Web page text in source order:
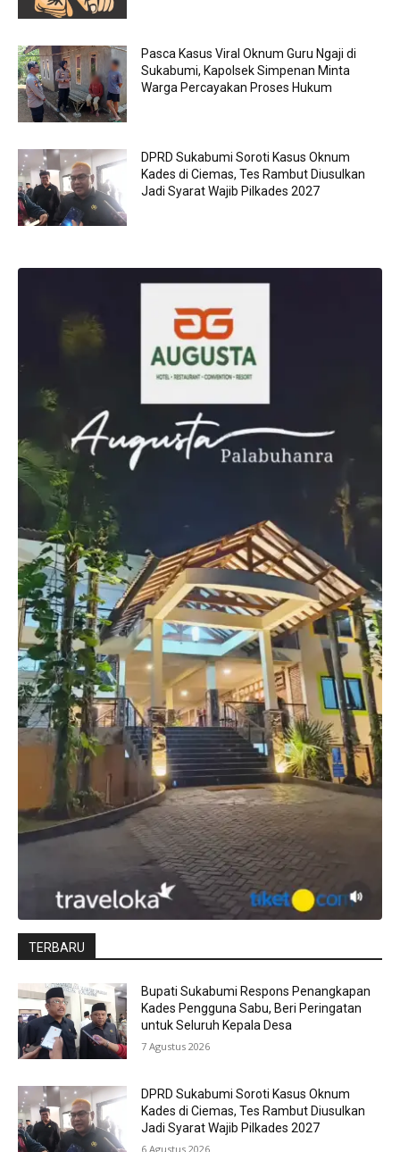
Pasca Kasus Viral Oknum Guru Ngaji di
Sukabumi, Kapolsek Simpenan Minta
Warga Percayakan Proses Hukum
DPRD Sukabumi Soroti Kasus Oknum
Kades di Ciemas, Tes Rambut Diusulkan
Jadi Syarat Wajib Pilkades 2027
TERBARU
Bupati Sukabumi Respons Penangkapan
Kades Pengguna Sabu, Beri Peringatan
untuk Seluruh Kepala Desa
7 Agustus 2026
DPRD Sukabumi Soroti Kasus Oknum
Kades di Ciemas, Tes Rambut Diusulkan
Jadi Syarat Wajib Pilkades 2027
6 Agustus 2026